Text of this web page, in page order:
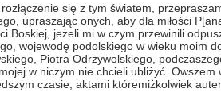
się z tym światem,
upraszając onych, aby dla miłości
Boskiej, jeżeli mi w czym przewinili
wojewodę podolskiego w wieku moim
Piotra Odrzywolskiego,
w niczym nie chcieli ubliżyć.
czasie, aktami któremiżkolwiek